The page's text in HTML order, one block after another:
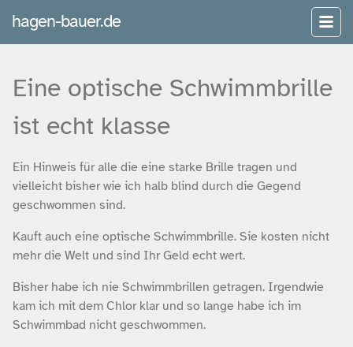
hagen-bauer.de
Eine optische Schwimmbrille
ist echt klasse
Ein Hinweis für alle die eine starke Brille tragen und
vielleicht bisher wie ich halb blind durch die Gegend
geschwommen sind.
Kauft auch eine optische Schwimmbrille. Sie kosten nicht
mehr die Welt und sind Ihr Geld echt wert.
Bisher habe ich nie Schwimmbrillen getragen. Irgendwie
kam ich mit dem Chlor klar und so lange habe ich im
Schwimmbad nicht geschwommen.